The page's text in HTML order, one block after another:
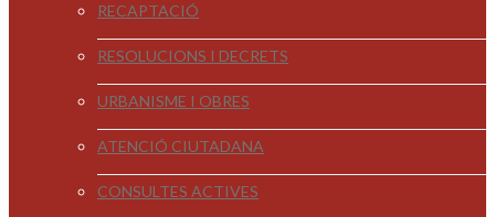
RECAPTACIÓ
RESOLUCIONS I DECRETS
URBANISME I OBRES
ATENCIÓ CIUTADANA
CONSULTES ACTIVES